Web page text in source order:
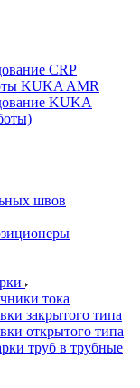
CRP
KUKA AMR
KUKA
швов
тока
закрытого типа
открытого типа
труб в трубные